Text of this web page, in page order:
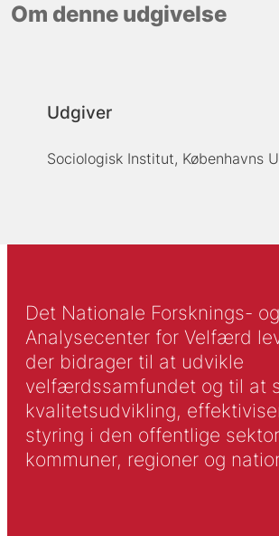
Om denne udgivelse
Udgiver
Sociologisk Institut, Københavns
Det Nationale Forsknings- og
Analysecenter for Velfærd
der bidrager til at udvikle
velfærdssamfundet og til at
kvalitetsudvikling,
styring i den offentlige
kommuner, regioner og